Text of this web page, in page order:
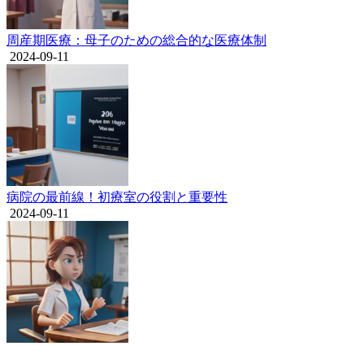
周産期医療：母子のための総合的な医療体制
2024-09-11
病院の最前線！初療室の役割と重要性
2024-09-11